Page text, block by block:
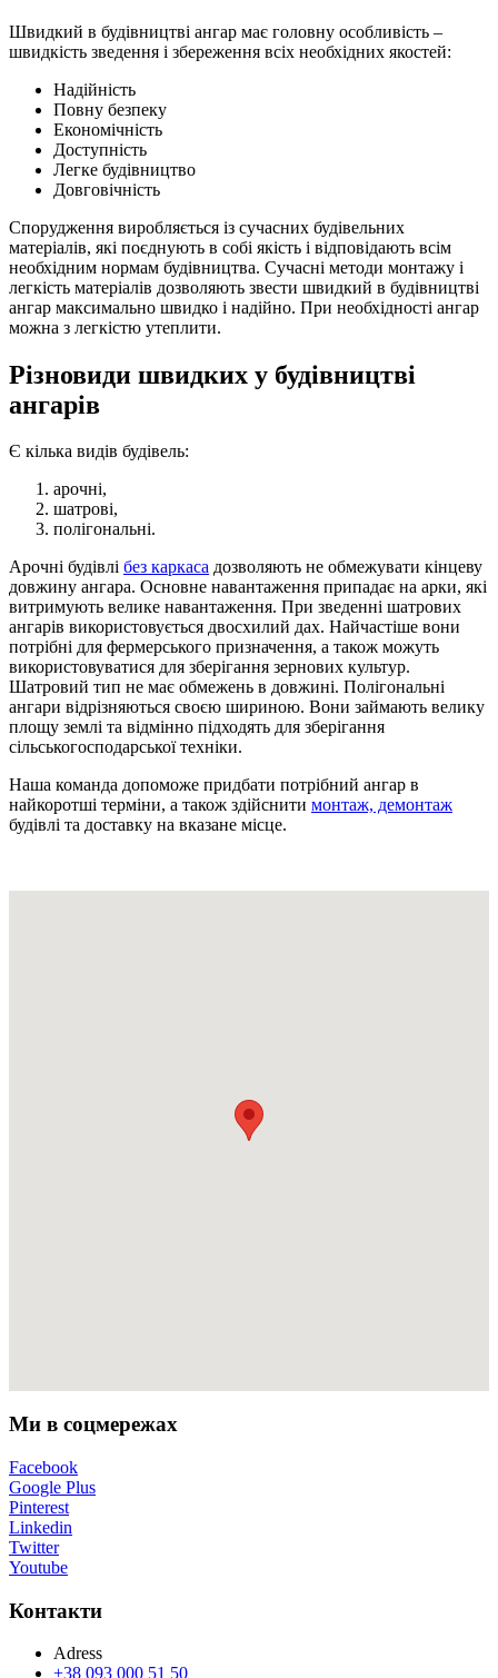
Швидкий в будівництві ангар має головну особливість –
швидкість зведення і збереження всіх необхідних якостей:
Надійність
Повну безпеку
Економічність
Доступність
Легке будівництво
Довговічність
Спорудження виробляється із сучасних будівельних
матеріалів, які поєднують в собі якість і відповідають всім
необхідним нормам будівництва. Сучасні методи монтажу і
легкість матеріалів дозволяють звести швидкий в будівництві
ангар максимально швидко і надійно. При необхідності ангар
можна з легкістю утеплити.
Різновиди швидких у будівництві
ангарів
Є кілька видів будівель:
арочні,
шатрові,
полігональні.
Арочні будівлі без каркаса дозволяють не обмежувати кінцеву
довжину ангара. Основне навантаження припадає на арки, які
витримують велике навантаження. При зведенні шатрових
ангарів використовується двосхилий дах. Найчастіше вони
потрібні для фермерського призначення, а також можуть
використовуватися для зберігання зернових культур.
Шатровий тип не має обмежень в довжині. Полігональні
ангари відрізняються своєю шириною. Вони займають велику
площу землі та відмінно підходять для зберігання
сільськогосподарської техніки.
Наша команда допоможе придбати потрібний ангар в
найкоротші терміни, а також здійснити монтаж, демонтаж
будівлі та доставку на вказане місце.
Ми в соцмережах
Facebook
Google Plus
Pinterest
Linkedin
Twitter
Youtube
Контакти
Adress
+38 093 000 51 50